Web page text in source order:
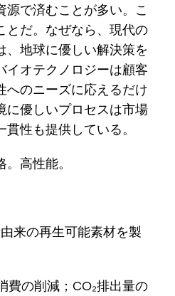
源で済むことが多い。こ
とだ。なぜなら、現代の
、地球に優しい解決策を
イオテクノロジーは顧客
へのニーズに応えるだけ
に優しいプロセスは市場
性も提供している。
高性能。
来の再生可能素材を製
費の削減；CO₂排出量の